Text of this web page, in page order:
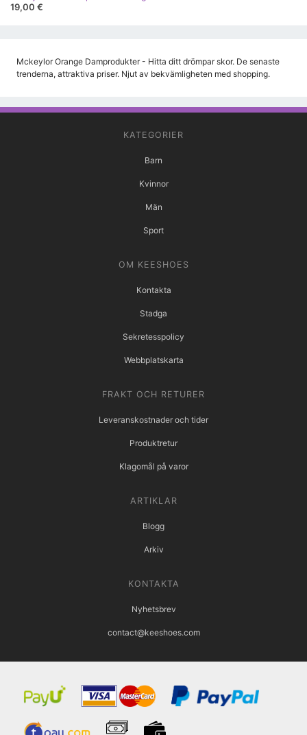
19,00 €
Mckeylor Orange Damprodukter - Hitta ditt drömpar skor. De senaste
trenderna, attraktiva priser. Njut av bekvämligheten med shopping.
KATEGORIER
Barn
Kvinnor
Män
Sport
OM KEESHOES
Kontakta
Stadga
Sekretesspolicy
Webbplatskarta
FRAKT OCH RETURER
Leveranskostnader och tider
Produktretur
Klagomål på varor
ARTIKLAR
Blogg
Arkiv
KONTAKTA
Nyhetsbrev
contact@keeshoes.com